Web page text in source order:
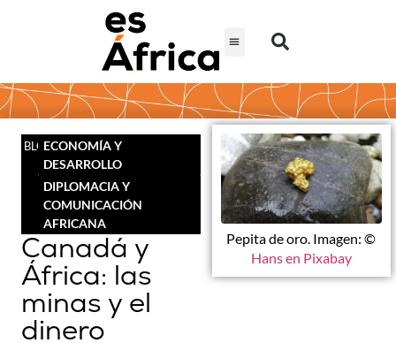
BLOGECONOMÍA Y
DESARROLLO
DIPLOMACIA Y
COMUNICACIÓN
AFRICANA
Canadá y
África: las
minas y el
dinero
Pepita de oro. Imagen: ©
Hans en Pixabay